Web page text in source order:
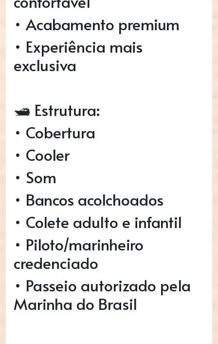
• Acabamento premium
• Experiência mais
exclusiva
🛥️ Estrutura:
• Cobertura
• Cooler
• Som
• Bancos acolchoados
• Colete adulto e infantil
• Piloto/marinheiro
credenciado
• Passeio autorizado pela
Marinha do Brasil